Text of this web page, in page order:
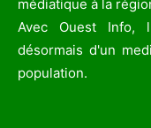
médiatique à la
Avec Ouest Info,
désormais d'un
population.